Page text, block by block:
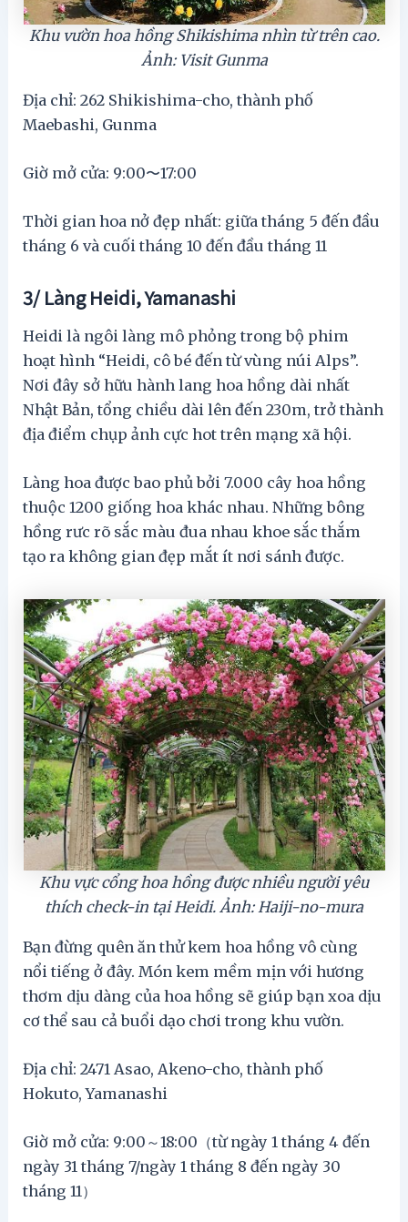
Khu vườn hoa hồng Shikishima nhìn từ trên cao.
Ảnh: Visit Gunma
Địa chỉ: 262 Shikishima-cho, thành phố
Maebashi, Gunma
Giờ mở cửa: 9:00〜17:00
Thời gian hoa nở đẹp nhất: giữa tháng 5 đến đầu
tháng 6 và cuối tháng 10 đến đầu tháng 11
3/ Làng Heidi, Yamanashi
Heidi là ngôi làng mô phỏng trong bộ phim
hoạt hình “Heidi, cô bé đến từ vùng núi Alps”.
Nơi đây sở hữu hành lang hoa hồng dài nhất
Nhật Bản, tổng chiều dài lên đến 230m, trở thành
địa điểm chụp ảnh cực hot trên mạng xã hội.
Làng hoa được bao phủ bởi 7.000 cây hoa hồng
thuộc 1200 giống hoa khác nhau. Những bông
hồng rưc rõ sắc màu đua nhau khoe sắc thắm
tạo ra không gian đẹp mắt ít nơi sánh được.
Khu vực cổng hoa hồng được nhiều người yêu
thích check-in tại Heidi. Ảnh: Haiji-no-mura
Bạn đừng quên ăn thử kem hoa hồng vô cùng
nổi tiếng ở đây. Món kem mềm mịn với hương
thơm dịu dàng của hoa hồng sẽ giúp bạn xoa dịu
cơ thể sau cả buổi dạo chơi trong khu vườn.
Địa chỉ: 2471 Asao, Akeno-cho, thành phố
Hokuto, Yamanashi
Giờ mở cửa: 9:00～18:00（từ ngày 1 tháng 4 đến
ngày 31 tháng 7/ngày 1 tháng 8 đến ngày 30
tháng 11）